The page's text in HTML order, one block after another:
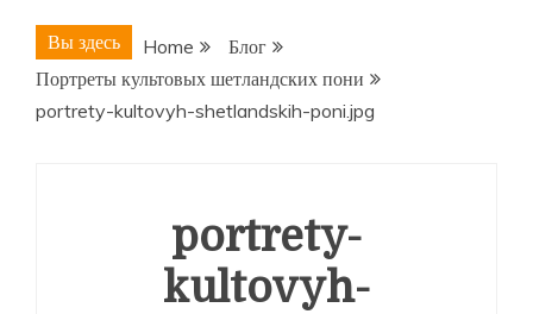
Вы здесь Home
Блог
Портреты культовых шетландских пони
portrety-kultovyh-shetlandskih-poni.jpg
portrety-
kultovyh-